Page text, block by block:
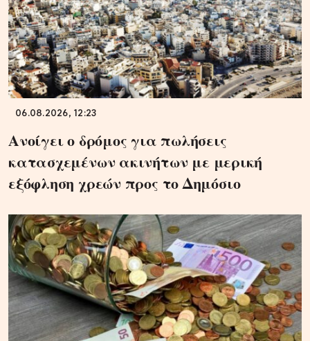
06.08.2026, 12:23
Ανοίγει ο δρόμος για πωλήσεις
κατασχεμένων ακινήτων με μερική
εξόφληση χρεών προς το Δημόσιο